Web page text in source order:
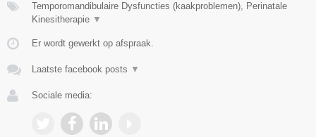
Temporomandibulaire Dysfuncties (kaakproblemen), Perinatale
Kinesitherapie ▼
Er wordt gewerkt op afspraak.
Laatste facebook posts ▼
Sociale media: